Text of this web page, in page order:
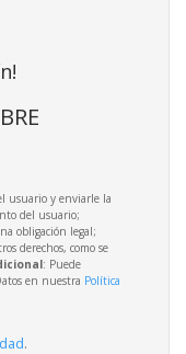
usuario y enviarle la
del usuario;
obligación legal;
derechos, como se
: Puede
en nuestra Política
.